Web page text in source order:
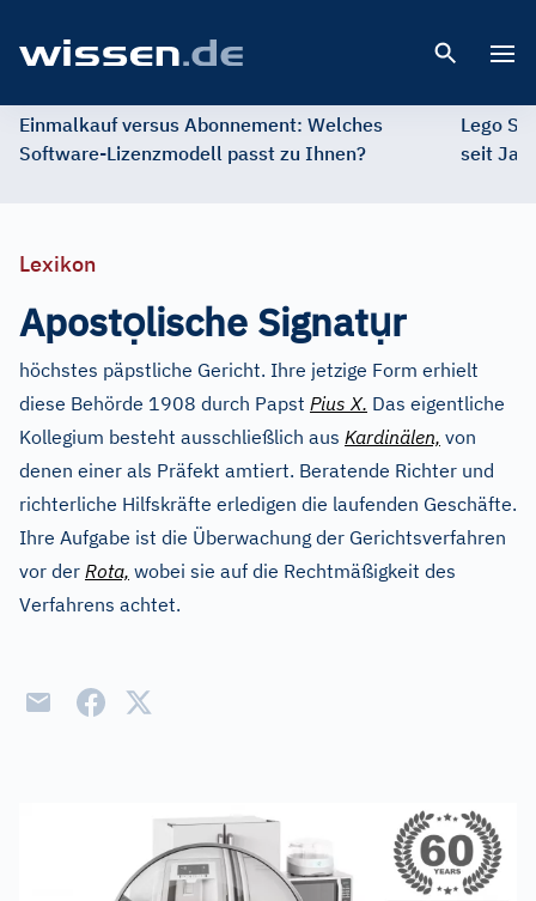
Einmalkauf versus Abonnement: Welches
Software-Lizenzmodell passt zu Ihnen?
Lego
seit
Lexikon
Apostọlische Signatụr
höchstes päpstliche Gericht. Ihre jetzige Form erhielt
diese Behörde 1908 durch Papst Pius X. Das eigentliche
Kollegium besteht ausschließlich aus Kardinälen, von
denen einer als Präfekt amtiert. Beratende Richter und
richterliche Hilfskräfte erledigen die laufenden Geschäfte.
Ihre Aufgabe ist die Überwachung der Gerichtsverfahren
vor der Rota, wobei sie auf die Rechtmäßigkeit des
Verfahrens achtet.